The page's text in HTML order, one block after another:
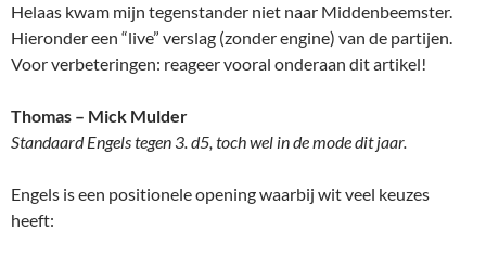
Helaas kwam mijn tegenstander niet naar Middenbeemster.
Hieronder een “live” verslag (zonder engine) van de partijen.
Voor verbeteringen: reageer vooral onderaan dit artikel!
Thomas – Mick Mulder
Standaard Engels tegen 3. d5, toch wel in de mode dit jaar.
Engels is een positionele opening waarbij wit veel keuzes
heeft: